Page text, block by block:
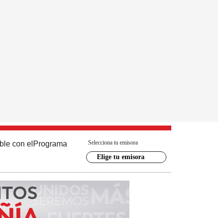
con el Programa Selecciona tu emisora
Elige tu emisora